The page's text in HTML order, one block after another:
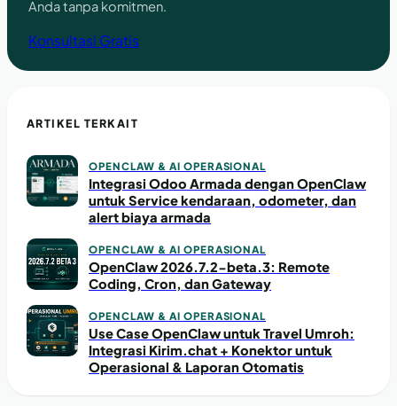
Anda tanpa komitmen.
Konsultasi Gratis
ARTIKEL TERKAIT
OPENCLAW & AI OPERASIONAL
Integrasi Odoo Armada dengan OpenClaw
untuk Service kendaraan, odometer, dan
alert biaya armada
OPENCLAW & AI OPERASIONAL
OpenClaw 2026.7.2-beta.3: Remote
Coding, Cron, dan Gateway
OPENCLAW & AI OPERASIONAL
Use Case OpenClaw untuk Travel Umroh:
Integrasi Kirim.chat + Konektor untuk
Operasional & Laporan Otomatis